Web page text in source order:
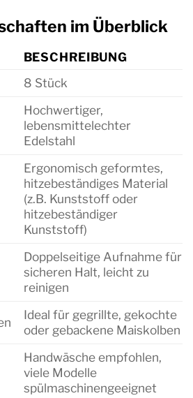
im Überblick
BESCHREIBUNG
8 Stück
Hochwertiger,
lebensmittelechter
Edelstahl
Ergonomisch geformtes,
hitzebeständiges Material
(z.B. Kunststoff oder
hitzebeständiger
Kunststoff)
Doppelseitige Aufnahme für
sicheren Halt, leicht zu
reinigen
Ideal für gegrillte, gekochte
oder gebackene Maiskolben
Handwäsche empfohlen,
viele Modelle
spülmaschinengeeignet